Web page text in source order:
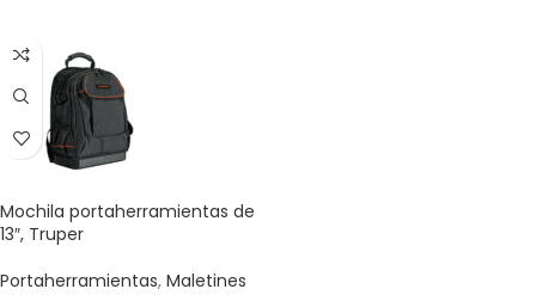
Mochila portaherramientas de
13″, Truper
Portaherramientas, Maletines